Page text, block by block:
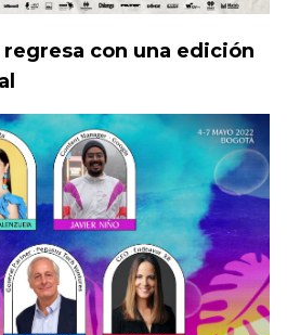
con una edición